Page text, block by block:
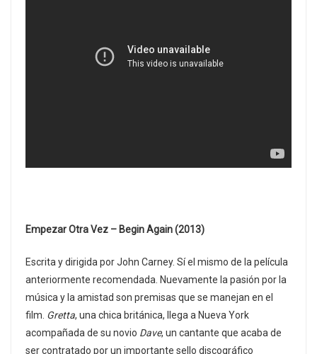
Empezar Otra Vez – Begin Again (2013)
Escrita y dirigida por John Carney. Sí el mismo de la película
anteriormente recomendada. Nuevamente la pasión por la
música y la amistad son premisas que se manejan en el
film. Gretta, una chica británica, llega a Nueva York
acompañada de su novio Dave, un cantante que acaba de
ser contratado por un importante sello discográfico